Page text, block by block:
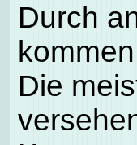
Durch
Die